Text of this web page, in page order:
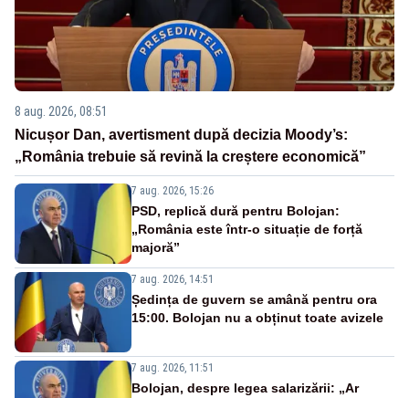
8 aug. 2026, 08:51
Nicușor Dan, avertisment după decizia Moody’s:
„România trebuie să revină la creștere economică”
7 aug. 2026, 15:26
PSD, replică dură pentru Bolojan:
„România este într-o situație de forță
majoră”
7 aug. 2026, 14:51
Ședința de guvern se amână pentru ora
15:00. Bolojan nu a obținut toate avizele
7 aug. 2026, 11:51
Bolojan, despre legea salarizării: „Ar